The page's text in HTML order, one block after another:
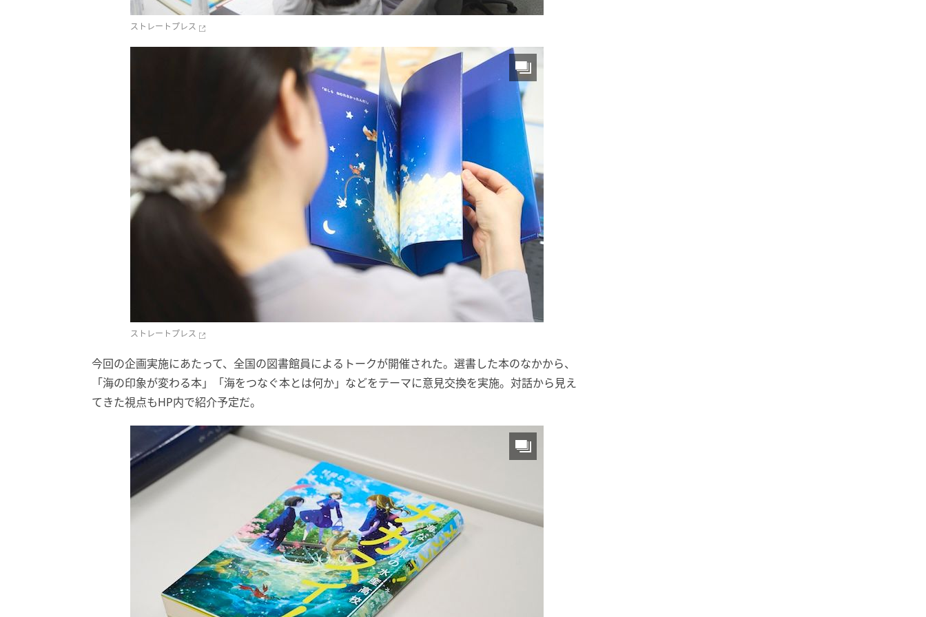
ストレートプレス
ストレートプレス
今回の企画実施にあたって、全国の図書館員によるトークが開催された。選書した本のなかから、
「海の印象が変わる本」「海をつなぐ本とは何か」などをテーマに意見交換を実施。対話から見え
てきた視点もHP内で紹介予定だ。